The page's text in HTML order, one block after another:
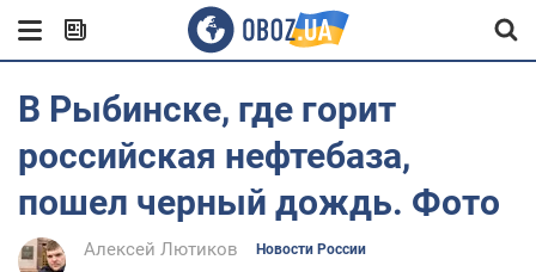
В Рыбинске, где горит
российская нефтебаза,
пошел черный дождь. Фото
Алексей Лютиков Новости России